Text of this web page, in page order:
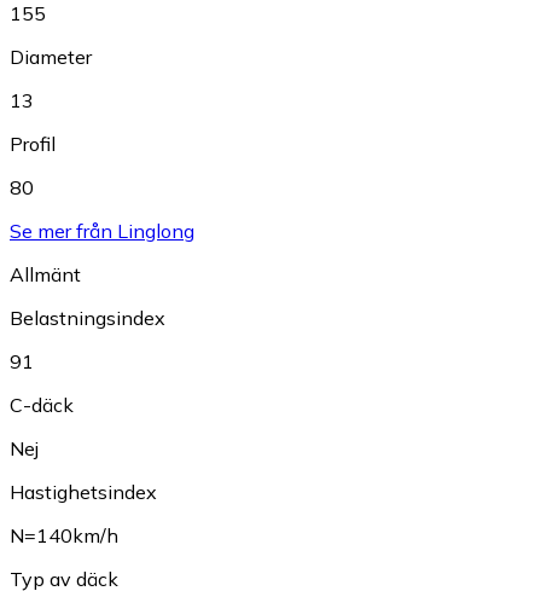
155
Diameter
13
Profil
80
Se mer från Linglong
Allmänt
Belastningsindex
91
C-däck
Nej
Hastighetsindex
N=140km/h
Typ av däck